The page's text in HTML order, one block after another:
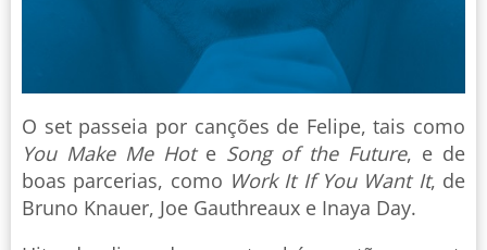
O set passeia por canções de Felipe, tais como
You Make Me Hote Song of the Future, e de
boas parcerias, como Work It If You Want It, de
Bruno Knauer, Joe Gauthreaux e Inaya Day.